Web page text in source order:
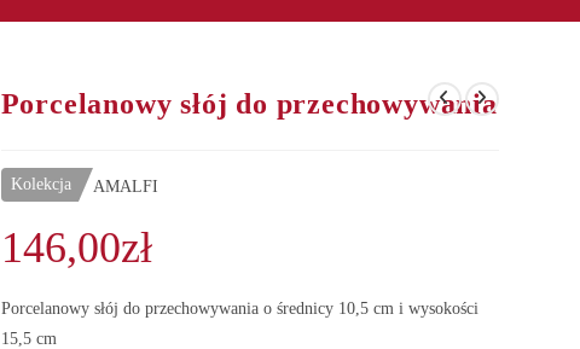
Porcelanowy słój do przechowywania
Kolekcja AMALFI
146,00zł
Porcelanowy słój do przechowywania o średnicy 10,5 cm i wysokości
15,5 cm